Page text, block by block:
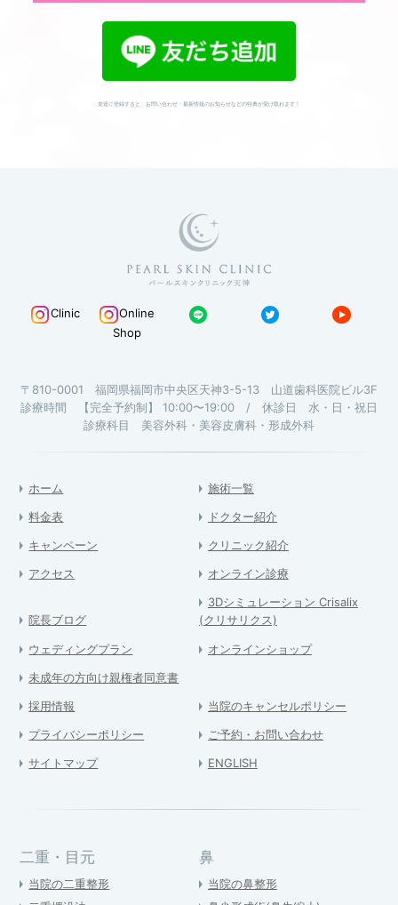
友達に登録すると、お問い合わせ・最新情報のお知らせなどの特典が受け取れます！
Clinic
Online
Shop
〒810-0001 福岡県福岡市中央区天神3-5-13 山道歯科医院ビル3F
診療時間 【完全予約制】 10:00〜19:00 / 休診日 水・日・祝日
診療科目 美容外科・美容皮膚科・形成外科
ホーム 施術一覧
料金表 ドクター紹介
キャンペーン クリニック紹介
アクセス オンライン診療
院長ブログ
3Dシミュレーション Crisalix
(クリサリクス)
ウェディングプラン オンラインショップ
未成年の方向け親権者同意書
採用情報 当院のキャンセルポリシー
プライバシーポリシー ご予約・お問い合わせ
サイトマップ ENGLISH
二重・目元
当院の二重整形
鼻
当院の鼻整形